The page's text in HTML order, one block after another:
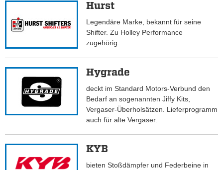
Hurst
Legendäre Marke, bekannt für seine
Shifter. Zu Holley Performance
zugehörig.
Hygrade
deckt im Standard Motors-Verbund den
Bedarf an sogenannten Jiffy Kits,
Vergaser-Überholsätzen. Lieferprogramm
auch für alte Vergaser.
KYB
bieten Stoßdämpfer und Federbeine in